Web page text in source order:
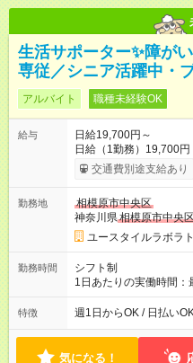
生活サポーター✨障が
専従／シニア活躍中・
アルバイト 職種未経験OK
給与
日給19,700円～
日給（1勤務）19,700
可・昇給可 【試用期間】試用期間あり 試用期間の長さ：3ヶ月
雇用形態、給与は本採
交通費別途支給あり
勤務地
相模原市中央区
神奈川県相模原市中央
ユースタイルラボラ
勤務時間
シフト制
1日あたりの実働時間
制（週平均40時間以内
特徴 週1日からOK / 日払い
気になる！